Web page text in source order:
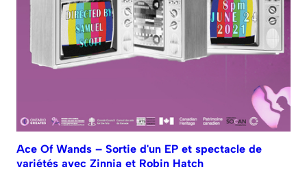
Ace Of Wands – Sortie d'un EP et spectacle de
variétés avec Zinnia et Robin Hatch